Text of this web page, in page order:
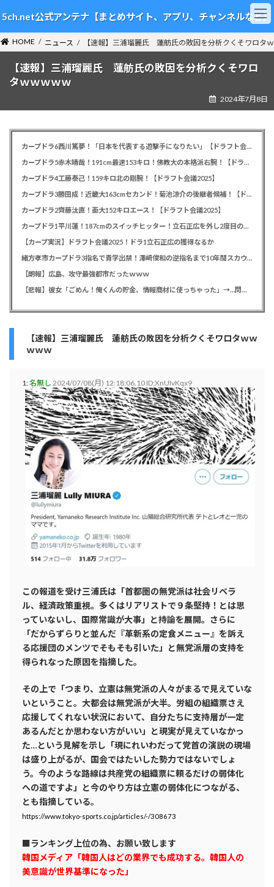
ン
テ
ン
ツ
ビ
ゲ
ー
シ
5ch.net公式アンテナ【まとめサイト、アプリ、チャンネルなど】
HOME ニュース 【速報】三浦瑠麗氏 蓮舫氏の敗因を分析クくそワロタ
【速報】三浦瑠麗氏 蓮舫氏の敗因を分析クくそワロ
タｗｗｗｗｗ
2024年7月8日
カープドラ6西川篤夢！「日本を代表する遊撃手になりたい」【ドラフト会議2025】
カープドラ5赤木晴哉！191cm最速153キロ！佛教大の本格派右腕！【ドラフト会議2025】
カープドラ4工藤泰己！159キロ北の剛腕！【ドラフト会議2025】
カープドラ3勝田成！近畿大163cmセカンド！菊池涼介の後継者候補！【ドラフト会議2025】
カープドラ2齊藤汰直！亜大152キロエース！【ドラフト会議2025】
カープドラ1平川蓮！187cmのスイッチヒッター！立石正広を外し2度目の重複も新井監督がクジを引き当てる！【ドラフト会議2025】
【カープ実況】ドラフト会議2025！ドラ1立石正広の獲得なるか
緒方孝市カープドラ3指名で青学出禁！澤﨑俊和の逆指名まで10年間スカウト出禁
【朗報】広島、攻守最強都市だったｗｗｗ
【悲報】彼女「ごめん！俺くんの貯金、情報商材に使っちゃった」→…問い詰めたらギャン泣きされたんだが俺が悪いのか？
【速報】三浦瑠麗氏 蓮舫氏の敗因を分析クくそワロタｗｗ
ｗｗｗ
1:名無し 2024/07/08(月) 12:18:06.10 ID:XnUIvKqx9
この報道を受け三浦氏は「首都圏の無党派は社会リベラ
ル、経済政策重視。多くはリアリストで９条堅持！とは思
っていないし、国際常識が大事」と持論を展開。さらに
「だからずらりと並んだ『革新系の定食メニュー』を訴え
る応援団のメンツでそもそも引いた」と無党派層の支持を
得られなった原因を指摘した。
その上で「つまり、立憲は無党派の人々がまるで見えていな
いということ。大都会は無党派が大半。労組の組織票さえ
応援してくれない状況において、自分たちに支持層が一定
あるんだとか思わない方がいい」と現実が見えていなかっ
た…という見解を示し「現にれいわだって党首の演説の現場
は盛り上がるが、国会ではたいした勢力ではないでしょ
う。今のような路線は共産党の組織票に頼るだけの弱体化
への道ですよ」と今のやり方は立憲の弱体化につながる、
とも指摘している。
https://www.tokyo-sports.co.jp/articles/-/308673
■ランキング上位の為、お願い致します
韓国メディア「韓国人はどの業界でも成功する。韓国人の
美意識が世界基準になった」